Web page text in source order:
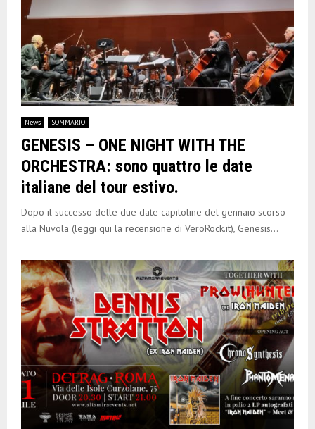
News SOMMARIO
GENESIS – ONE NIGHT WITH THE
ORCHESTRA: sono quattro le date
italiane del tour estivo.
Dopo il successo delle due date capitoline del gennaio scorso
alla Nuvola (leggi qui la recensione di VeroRock.it), Genesis...